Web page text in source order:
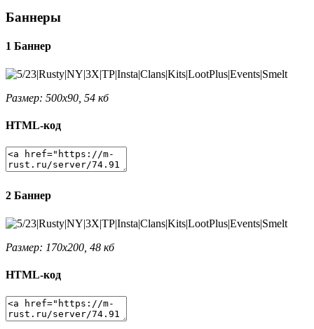
Баннеры
1 Баннер
Размер: 500x90, 54 кб
HTML-код
2 Баннер
Размер: 170x200, 48 кб
HTML-код